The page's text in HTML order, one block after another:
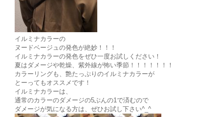
イルミナカラーの
ヌードベージュの発色が絶妙！！！
イルミナカラーの発色をぜひ一度お試しください！
夏はダメージや乾燥、紫外線が怖い季節！！！！！！！
カラーリングも、艶たっぷりのイルミナカラーが
とーってもオススメです！
イルミナカラーは、
通常のカラーのダメージの5ぶんの1で済むので
ダメージが気になる方は、ぜひお試し下さい^_^